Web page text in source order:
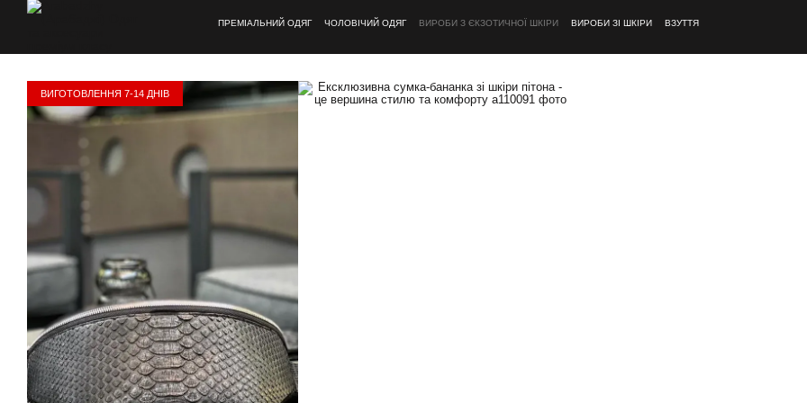
Перейти до основного контенту
ПРЕМІАЛЬНИЙ ОДЯГ ЧОЛОВІЧИЙ ОДЯГ ВИРОБИ З ЄКЗОТИЧНОЇ ШКІРИ ВИРОБИ ЗІ ШКІРИ ВЗУТТЯ
ВИГОТОВЛЕННЯ 7-14 ДНІВ